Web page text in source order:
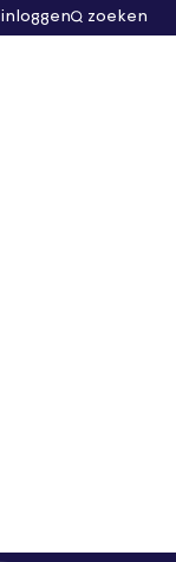
inloggen zoeken